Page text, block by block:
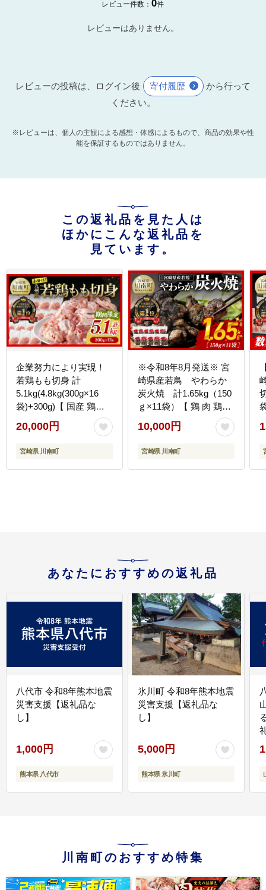
レビュー件数：0件
レビューはありません。
レビューの投稿は、ログイン後 寄付履歴
から行って
ください。
※レビューは、個人の主観による感想・体感によるもので、商品の効果や性
能を保証するものではありません。
この返礼品を見た人は
ほかにこんな返礼品を
見ています。
企業努力により実現！
若鶏もも切身 計
5.1kg(4.8kg(300g×16
袋)+300g)【 国産 鶏肉
肉 とり もも肉 モモ
5.1kg からあげ 唐揚げ
チキン南蛮 送料無料 】
20,000円
宮崎県 川南町
※令和8年8月発送※ 宮
崎県産若鳥 やわらか
炭火焼 計1.65kg（150
ｇ×11袋）【 鶏 肉 鶏肉
国産 とり 九州産 鳥 宮
崎県産 小分け 炭火焼き
】 [C00901r808]
10,000円
宮崎県 川南町
あなたにおすすめの返礼品
八代市 令和8年熊本地震
災害支援【返礼品な
し】
1,000円
熊本県 八代市
氷川町 令和8年熊本地震
災害支援【返礼品な
し】
5,000円
熊本県 氷川町
川南町のおすすめ特集